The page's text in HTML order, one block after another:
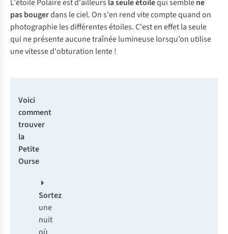
L'étoile Polaire est d'ailleurs la seule étoilequi semblene
pas bougerdans le ciel. On s'en rend vite compte quand on
photographie les différentes étoiles. C'est en effet la seule
qui ne présente aucune traînée lumineuse lorsqu’on utilise
une vitesse d'obturation lente !
Voici
comment
trouver
la
Petite
Ourse
Sortez
une
nuit